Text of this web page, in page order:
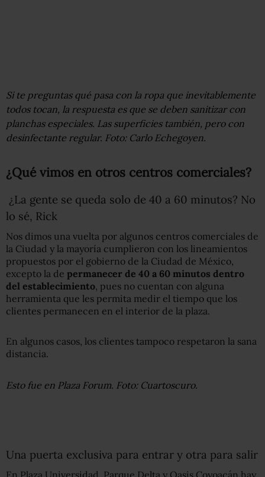
Si te preguntas qué pasa con la ropa que inevitablemente
todos tocan, la respuesta es que se deben sanitizar con
planchas especiales. Las superficies también, pero con
desinfectante regular. Foto: Carlo Echegoyen.
¿Qué vimos en otros centros comerciales?
¿La gente se queda solo de 40 a 60 minutos? No
lo sé, Rick
Nos dimos una vuelta por algunos centros comerciales de
la Ciudad y la mayoría cumplieron con los lineamientos
propuestos por el gobierno de la Ciudad de México,
excepto la de permanecer de 40 a 60 minutos dentro
del establecimiento , pues no cuentan con alguna
herramienta que les permita medir el tiempo que los
clientes permanecen en el interior de la plaza.
En algunos casos, los clientes tampoco respetaron la sana
distancia.
Esto fue en Plaza Forum. Foto: Cuartoscuro.
Una puerta exclusiva para entrar y otra para salir
En Plaza Universidad, Parque Delta y Oasis Coyoacán hay